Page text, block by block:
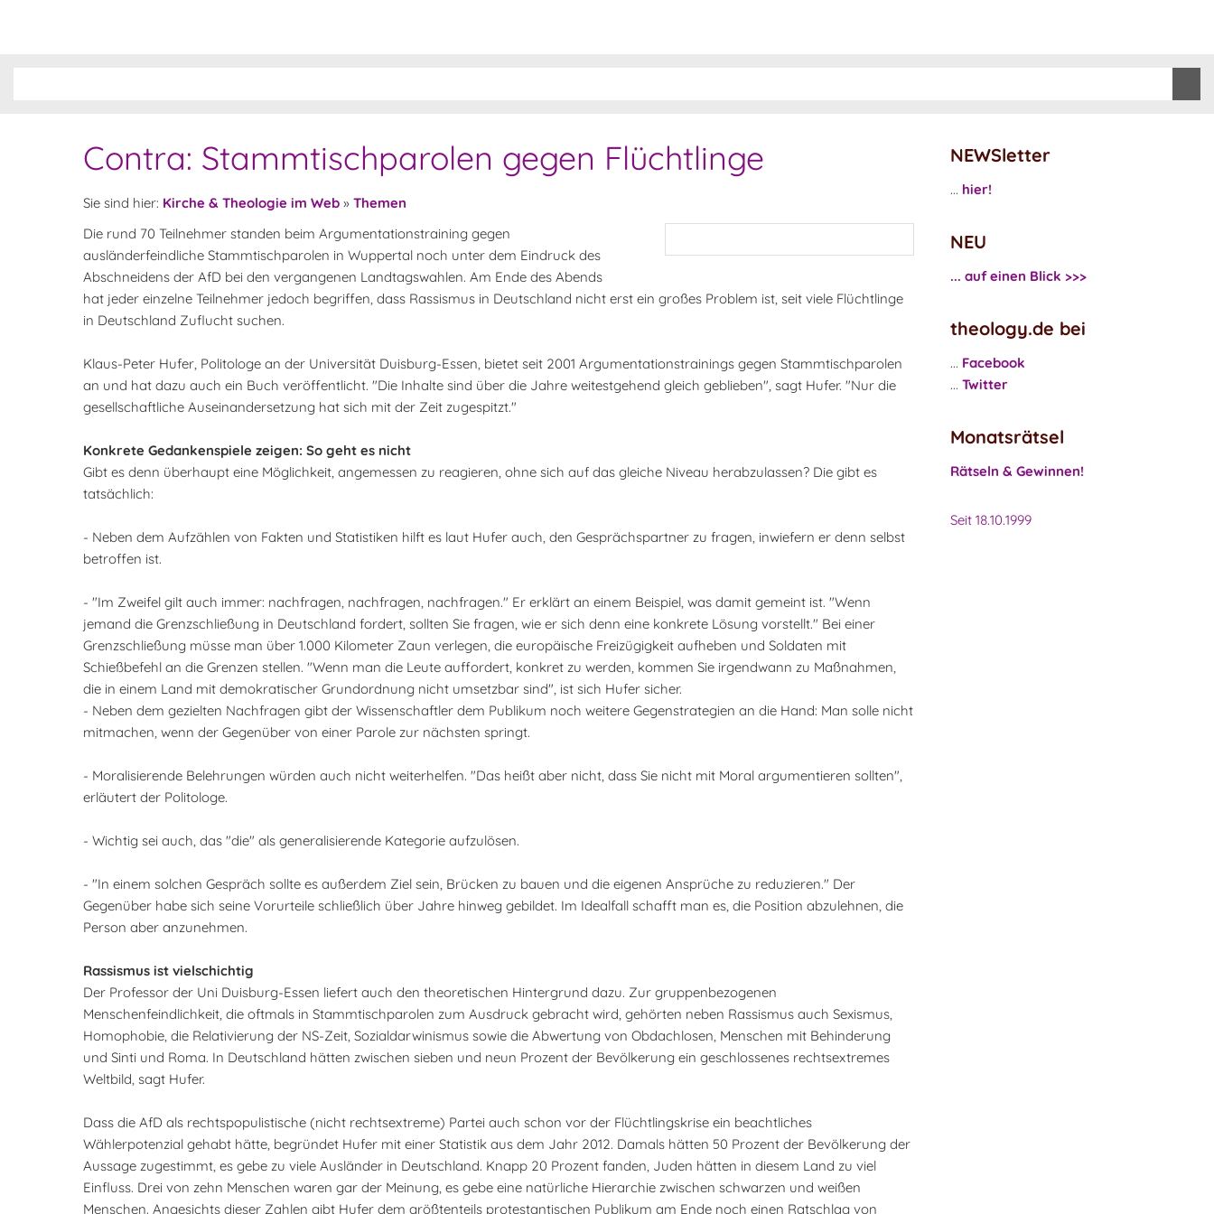
Contra: Stammtischparolen gegen Flüchtlinge
Sie sind hier: Kirche & Theologie im Web » Themen
Die rund 70 Teilnehmer standen beim Argumentationstraining gegen
ausländerfeindliche Stammtischparolen in Wuppertal noch unter dem Eindruck des
Abschneidens der AfD bei den vergangenen Landtagswahlen. Am Ende des Abends
hat jeder einzelne Teilnehmer jedoch begriffen, dass Rassismus in Deutschland nicht erst ein großes Problem ist, seit viele Flüchtlinge
in Deutschland Zuflucht suchen.
Klaus-Peter Hufer, Politologe an der Universität Duisburg-Essen, bietet seit 2001 Argumentationstrainings gegen Stammtischparolen
an und hat dazu auch ein Buch veröffentlicht. "Die Inhalte sind über die Jahre weitestgehend gleich geblieben", sagt Hufer. "Nur die
gesellschaftliche Auseinandersetzung hat sich mit der Zeit zugespitzt."
Konkrete Gedankenspiele zeigen: So geht es nicht
Gibt es denn überhaupt eine Möglichkeit, angemessen zu reagieren, ohne sich auf das gleiche Niveau herabzulassen? Die gibt es
tatsächlich:
- Neben dem Aufzählen von Fakten und Statistiken hilft es laut Hufer auch, den Gesprächspartner zu fragen, inwiefern er denn selbst
betroffen ist.
- "Im Zweifel gilt auch immer: nachfragen, nachfragen, nachfragen." Er erklärt an einem Beispiel, was damit gemeint ist. "Wenn
jemand die Grenzschließung in Deutschland fordert, sollten Sie fragen, wie er sich denn eine konkrete Lösung vorstellt." Bei einer
Grenzschließung müsse man über 1.000 Kilometer Zaun verlegen, die europäische Freizügigkeit aufheben und Soldaten mit
Schießbefehl an die Grenzen stellen. "Wenn man die Leute auffordert, konkret zu werden, kommen Sie irgendwann zu Maßnahmen,
die in einem Land mit demokratischer Grundordnung nicht umsetzbar sind", ist sich Hufer sicher.
- Neben dem gezielten Nachfragen gibt der Wissenschaftler dem Publikum noch weitere Gegenstrategien an die Hand: Man solle nicht
mitmachen, wenn der Gegenüber von einer Parole zur nächsten springt.
- Moralisierende Belehrungen würden auch nicht weiterhelfen. "Das heißt aber nicht, dass Sie nicht mit Moral argumentieren sollten",
erläutert der Politologe.
- Wichtig sei auch, das "die" als generalisierende Kategorie aufzulösen.
- "In einem solchen Gespräch sollte es außerdem Ziel sein, Brücken zu bauen und die eigenen Ansprüche zu reduzieren." Der
Gegenüber habe sich seine Vorurteile schließlich über Jahre hinweg gebildet. Im Idealfall schafft man es, die Position abzulehnen, die
Person aber anzunehmen.
Rassismus ist vielschichtig
Der Professor der Uni Duisburg-Essen liefert auch den theoretischen Hintergrund dazu. Zur gruppenbezogenen
Menschenfeindlichkeit, die oftmals in Stammtischparolen zum Ausdruck gebracht wird, gehörten neben Rassismus auch Sexismus,
Homophobie, die Relativierung der NS-Zeit, Sozialdarwinismus sowie die Abwertung von Obdachlosen, Menschen mit Behinderung
und Sinti und Roma. In Deutschland hätten zwischen sieben und neun Prozent der Bevölkerung ein geschlossenes rechtsextremes
Weltbild, sagt Hufer.
Dass die AfD als rechtspopulistische (nicht rechtsextreme) Partei auch schon vor der Flüchtlingskrise ein beachtliches
Wählerpotenzial gehabt hätte, begründet Hufer mit einer Statistik aus dem Jahr 2012. Damals hätten 50 Prozent der Bevölkerung der
Aussage zugestimmt, es gebe zu viele Ausländer in Deutschland. Knapp 20 Prozent fanden, Juden hätten in diesem Land zu viel
Einfluss. Drei von zehn Menschen waren gar der Meinung, es gebe eine natürliche Hierarchie zwischen schwarzen und weißen
Menschen. Angesichts dieser Zahlen gibt Hufer dem größtenteils protestantischen Publikum am Ende noch einen Ratschlag von
NEWSletter
... hier!
NEU
... auf einen Blick >>>
theology.de bei
... Facebook
... Twitter
Monatsrätsel
Rätseln & Gewinnen!
Seit 18.10.1999